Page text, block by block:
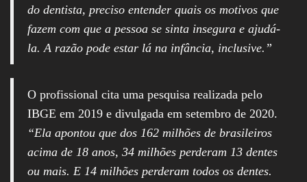
do dentista, preciso entender quais os motivos que
fazem com que a pessoa se sinta insegura e ajudá-
la. A razão pode estar lá na infância, inclusive.”
O profissional cita uma pesquisa realizada pelo
IBGE em 2019 e divulgada em setembro de 2020.
“Ela apontou que dos 162 milhões de brasileiros
acima de 18 anos, 34 milhões perderam 13 dentes
ou mais. E 14 milhões perderam todos os dentes.